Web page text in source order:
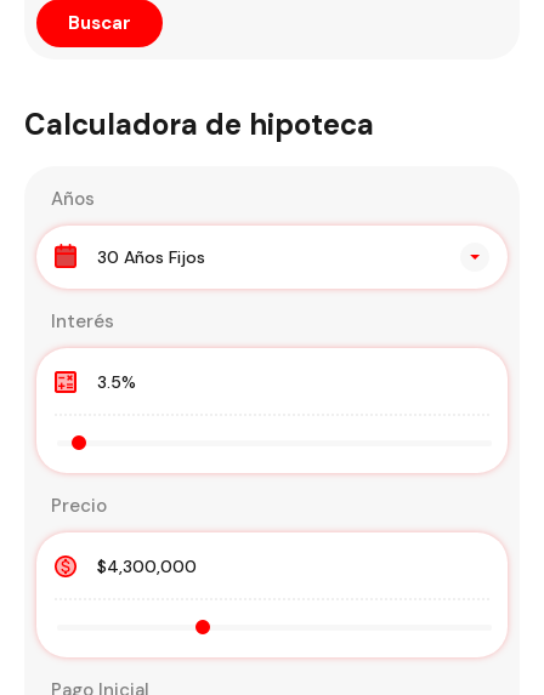
Calculadora de hipoteca
Años
30 Años Fijos
Interés
Precio
Pago Inicial